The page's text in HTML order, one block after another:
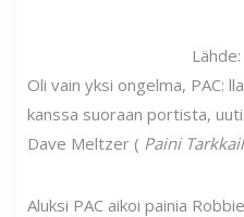
Oli vain yksi ongelma, PAC:
kanssa suoraan portista,
Dave Meltzer ( Paini
Aluksi PAC aikoi painia